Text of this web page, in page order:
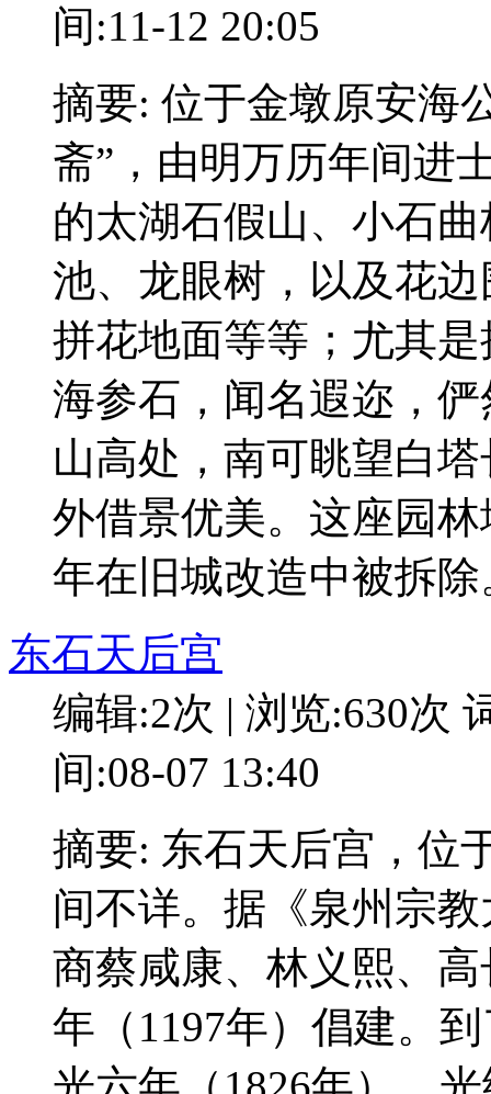
间:11-12 20:05
摘要: 位于金墩原安海
斋”，由明万历年间进
的太湖石假山、小石
池、龙眼树，以及花
拼花地面等等；尤其
海参石，闻名遐迩，
山高处，南可眺望白
外借景优美。这座园
年在旧城改造中被拆除
东石天后宫
编辑:2次 | 浏览:630次
间:08-07 13:40
摘要: 东石天后宫，位
间不详。据《泉州宗
商蔡咸康、林义熙、
年（1197年）倡建。